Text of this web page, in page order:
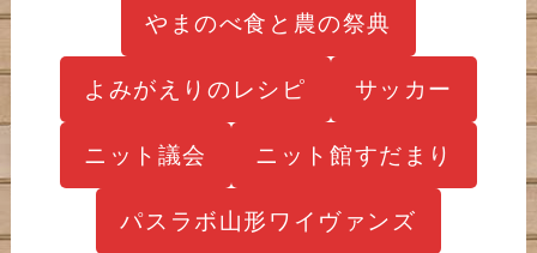
やまのべ食と農の祭典
よみがえりのレシピ サッカー
ニット議会 ニット館すだまり
パスラボ山形ワイヴァンズ